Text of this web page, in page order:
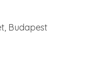
Budapest